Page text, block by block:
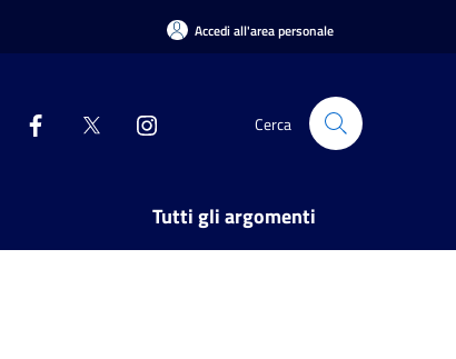
Accedi all'area personale
Cerca
Tutti gli argomenti